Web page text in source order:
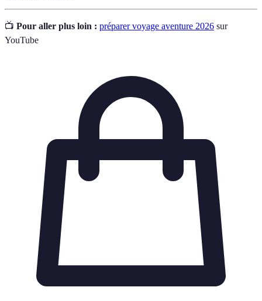
📺 Pour aller plus loin : préparer voyage aventure 2026 sur
YouTube